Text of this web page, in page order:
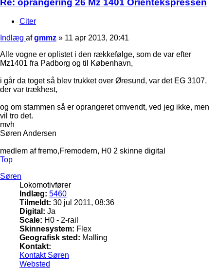
Re: oprangering 26 Mz 1401 Orientekspressen
Citer
Indlæg afgmmz » 11 apr 2013, 20:41
Alle vogne er oplistet i den rækkefølge, som de var efter
Mz1401 fra Padborg og til København,
i går da toget så blev trukket over Øresund, var det EG 3107,
der var trækhest,
og om stammen så er oprangeret omvendt, ved jeg ikke, men
vil tro det.
mvh
Søren Andersen
medlem af fremo,Fremodern, H0 2 skinne digital
Top
Søren
Lokomotivfører
Indlæg: 5460
Tilmeldt: 30 jul 2011, 08:36
Digital: Ja
Scale: H0 - 2-rail
Skinnesystem: Flex
Geografisk sted: Malling
Kontakt:
Kontakt Søren
Websted